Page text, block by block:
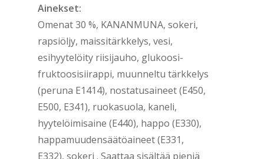
Ainekset:
Omenat 30 %, KANANMUNA, sokeri,
rapsiöljy, maissitärkkelys, vesi,
esihyytelöity riisijauho, glukoosi-
fruktoosisiirappi, muunneltu tärkkelys
(peruna E1414), nostatusaineet (E450,
E500, E341), ruokasuola, kaneli,
hyytelöimisaine (E440), happo (E330),
happamuudensäätöaineet (E331,
E332), sokeri . Saattaa sisältää pieniä